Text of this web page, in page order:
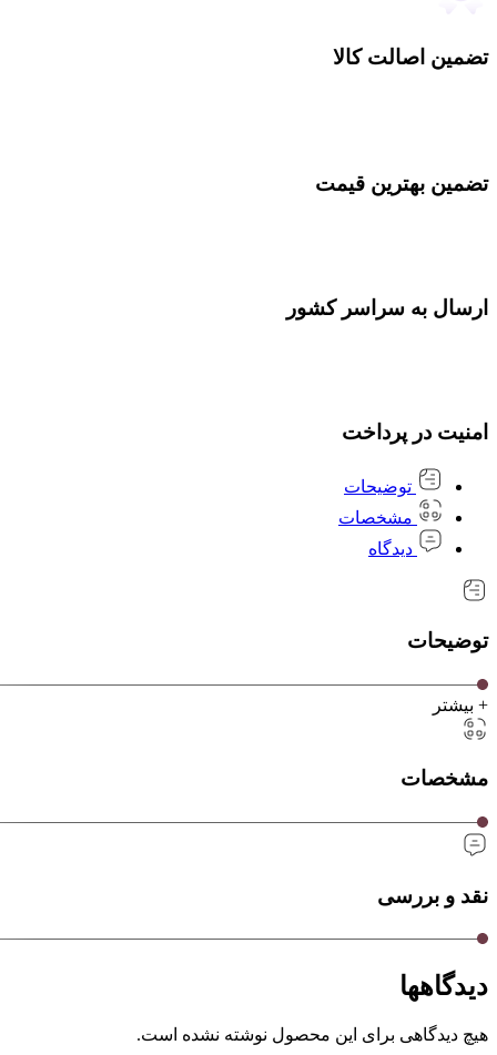
تضمین اصالت کالا
تضمین بهترین قیمت
ارسال به سراسر کشور
امنیت در پرداخت
توضیحات
مشخصات
دیدگاه
توضیحات
+ بیشتر
مشخصات
نقد و بررسی
دیدگاهها
هیچ دیدگاهی برای این محصول نوشته نشده است.